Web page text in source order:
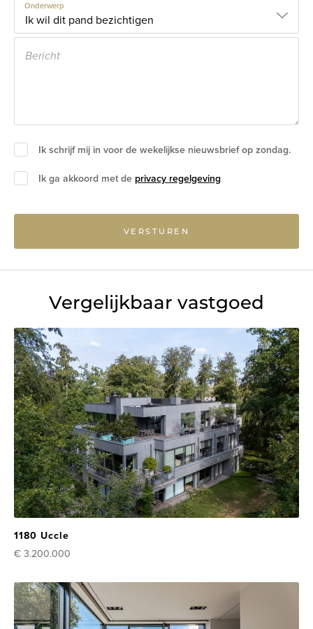
Onderwerp
Ik schrijf mij in voor de wekelijkse nieuwsbrief op zondag.
Ik ga akkoord met de privacy regelgeving
VERSTUREN
Vergelijkbaar vastgoed
1180 Uccle
€ 3.200.000